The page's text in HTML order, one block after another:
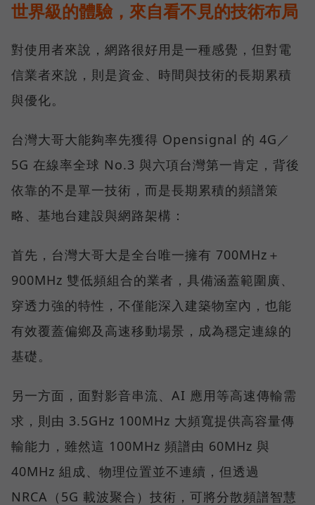
世界級的體驗，來自看不見的技術布局
對使用者來說，網路很好用是一種感覺，但對電
信業者來說，則是資金、時間與技術的長期累積
與優化。
台灣大哥大能夠率先獲得 Opensignal 的 4G／
5G 在線率全球 No.3 與六項台灣第一肯定，背後
依靠的不是單一技術，而是長期累積的頻譜策
略、基地台建設與網路架構：
首先，台灣大哥大是全台唯一擁有 700MHz＋
900MHz 雙低頻組合的業者，具備涵蓋範圍廣、
穿透力強的特性，不僅能深入建築物室內，也能
有效覆蓋偏鄉及高速移動場景，成為穩定連線的
基礎。
另一方面，面對影音串流、AI 應用等高速傳輸需
求，則由 3.5GHz 100MHz 大頻寬提供高容量傳
輸能力，雖然這 100MHz 頻譜由 60MHz 與
40MHz 組成、物理位置並不連續，但透過
NRCA（5G 載波聚合）技術，可將分散頻譜智慧